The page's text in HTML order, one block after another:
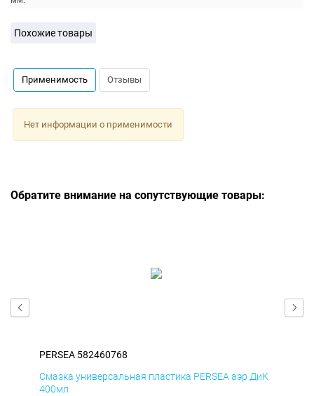
Похожие товары
Применимость Отзывы
Нет информации о применимости
Обратите внимание на сопутствующие товары:
PERSEA 582460768
Смазка универсальная пластика PERSEA аэр ДиК
400мл